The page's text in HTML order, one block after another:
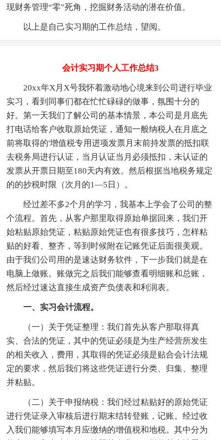
现财务管理“零”死角，挖掘财务活动的潜在价值。
以上是自己实习期的工作总结，望阅。
会计实习期个人工作总结3
20xx年X月X号我怀着激动地心境来到公司进行毕业
实习，看到同事们都在忙忙碌碌的做事，氛围十分的
好。第一天我们了解公司的基本情景，本公司是月底先
打电话给客户收取原始凭证，通知一般纳税人在月底之
前将取得的'增值税专用进项发票月末前持发票的抵扣联
去税务局进行认证，当月认证当月必须抵扣，未认证的
发票从开票日期至180天内有效。然后根据当地税务规定
的的抄税时限（次月的1—5日）。
经过差不多2个月的学习，我基本上学会了公司的整
个流程。首先，从客户那里取得原始单据回来，我们开
始粘贴原始凭证，粘贴原始凭证也有很多技巧，怎样粘
贴的好看、整齐，等到时候附在记账凭证后面很美观。
由于我们公司用的是速达财务软件，下一步我们就是在
电脑上做账。账做完之后我们能够查看明细账和总账，
然后经过速达直接生成资产负债表和利润表。
一、实习会计流程。
（一）关于凭证整理：我们首先从客户那取得真
实、合法的凭证，其中的凭证必须是为生产经营所发生
的相关收入，费用，其取得的凭证必须是贴合会计法规
定的要求，然后我们将这些凭证进行分类、归集、整理
并粘贴。
（二）关于申报纳税：我们经过粘贴好的原始凭证
进行凭证录入审核后进行期末结转登账，记账。经过收
入我们能够填写本月应缴纳的增值税和地税。其中分为